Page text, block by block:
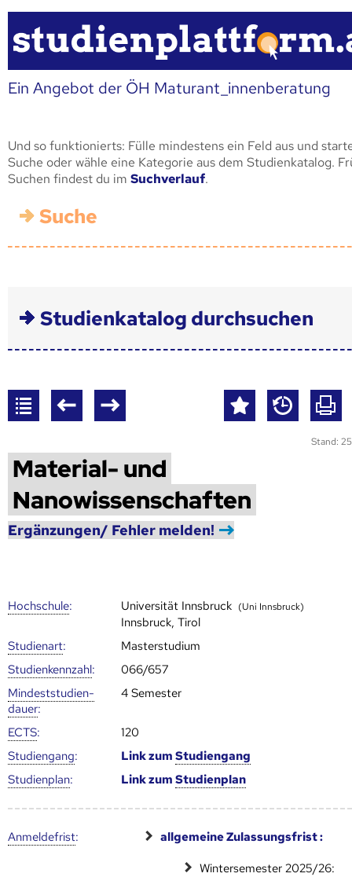
Ein Angebot der ÖH Maturant_innenberatung
Und so funktionierts: Fülle mindestens ein Feld aus und
Suche oder wähle eine Kategorie aus dem Studienkatalog.
Suchen findest du im Suchverlauf.
Suche
Studienkatalog durchsuchen
Stand:
Material- und
Nanowissenschaften
Ergänzungen/ Fehler melden!
Hoch­schule: Universität Innsbruck (Uni Innsbruck)
Innsbruck, Tirol
Studienart:
Masterstudium
Studien­kenn­zahl:
066/657
Mindest­studien­
dauer:
4 Semester
ECTS:
120
Studien­gang: Link zumStudien­gang
Studien­plan: Link zumStudien­plan
Anmelde­frist: allgemeine Zulassungsfrist :
Wintersemester 2025/26: